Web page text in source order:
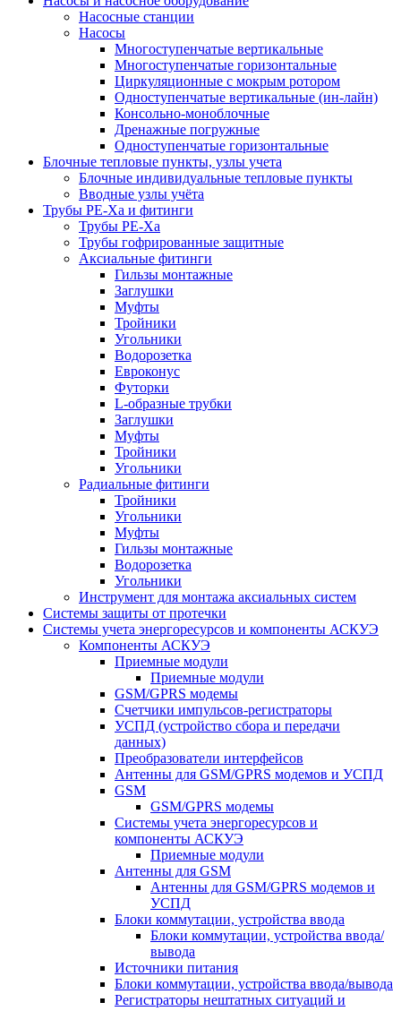
Насосные станции
Насосы
Многоступенчатые вертикальные
Многоступенчатые горизонтальные
Циркуляционные с мокрым ротором
Одноступенчатые вертикальные (ин-лайн)
Консольно-моноблочные
Дренажные погружные
Одноступенчатые горизонтальные
Блочные тепловые пункты, узлы учета
Блочные индивидуальные тепловые пункты
Вводные узлы учёта
Трубы РЕ-Ха и фитинги
Трубы РЕ-Ха
Трубы гофрированные защитные
Аксиальные фитинги
Гильзы монтажные
Заглушки
Муфты
Тройники
Угольники
Водорозетка
Евроконус
Футорки
L-образные трубки
Заглушки
Муфты
Тройники
Угольники
Радиальные фитинги
Тройники
Угольники
Муфты
Гильзы монтажные
Водорозетка
Угольники
Инструмент для монтажа аксиальных систем
Системы защиты от протечки
Системы учета энергоресурсов и компоненты АСКУЭ
Компоненты АСКУЭ
Приемные модули
Приемные модули
GSM/GPRS модемы
Счетчики импульсов-регистраторы
УСПД (устройство сбора и передачи
данных)
Преобразователи интерфейсов
Антенны для GSM/GPRS модемов и УСПД
GSM
GSM/GPRS модемы
Системы учета энергоресурсов и
компоненты АСКУЭ
Приемные модули
Антенны для GSM
Антенны для GSM/GPRS модемов и
УСПД
Блоки коммутации, устройства ввода
Блоки коммутации, устройства ввода/
вывода
Источники питания
Блоки коммутации, устройства ввода/вывода
Регистраторы нештатных ситуаций и